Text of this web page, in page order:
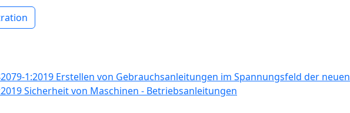
1:2019 Erstellen von Gebrauchsanleitungen im Spannungsfeld der neuen
Sicherheit von Maschinen - Betriebsanleitungen